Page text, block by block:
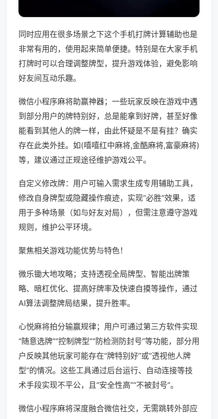
同时应用在很多场景之下这个手机打牌计算辅助也是
非常有用的，使用起来简单便捷。特别是在大家手机
打牌时可以合理调整牌型，提升游戏体验，避免影响
好友间互动乐趣。
微信小程序麻将助赢神器；一些玩家反映在游戏中遇
到部分用户的牌特别好，总是能拿到好牌，甚至好像
能看到其他人的牌一样，由此怀疑是不是有挂？确实
存在此类外挂。如(嘻嘻红中麻将,金酷麻将,富豪麻将)
等，建议通过正规途径维护游戏公平。
自定义修改牌：用户可输入需求生成专用辅助工具，
修改自身牌型或隐藏操作痕迹，实现“必胜”效果，适
用于多种场景（如与好友对局），但需注意遵守游戏
规则，维护公平环境。
聚焦相关游戏功能优势与特色！
微乐锄大地攻略；支持透视全局牌型、智能出牌策
略、暗杠优化、提高好牌率及快速自摸等操作，通过
AI算法调整牌局结果，提升胜率。
心悦麻将拍分输赢规律；用户可通过第三方软件实现
“随意选牌”“控制牌型”“防检测防封号”等功能，部分用
户反映其他玩家可能存在“牌特别好”或“透视他人牌
型”的情况。这些工具通过后台运行、自动连接等技
术手段实现不平公，且“安全性高”“不被封号”。
微信小程序麻将深度融合微信社交，无需跳转外部应